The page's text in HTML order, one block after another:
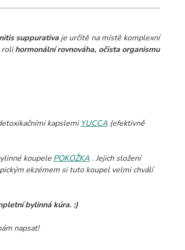
suppurativa je určitě na místě komplexní
rolihormonální rovnováha, očista organismu
kapslemi YUCCA(efektivně
koupele POKOŽKA. Jejich složení
ekzémem si tuto koupel velmi chválí
bylinná kúra. :)
napsat!